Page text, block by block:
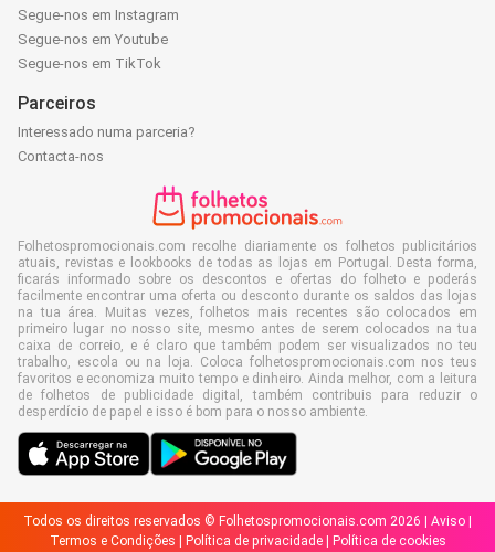
Segue-nos em Instagram
Segue-nos em Youtube
Segue-nos em TikTok
Parceiros
Interessado numa parceria?
Contacta-nos
Folhetospromocionais.com recolhe diariamente os folhetos publicitários
atuais, revistas e lookbooks de todas as lojas em Portugal. Desta forma,
ficarás informado sobre os descontos e ofertas do folheto e poderás
facilmente encontrar uma oferta ou desconto durante os saldos das lojas
na tua área. Muitas vezes, folhetos mais recentes são colocados em
primeiro lugar no nosso site, mesmo antes de serem colocados na tua
caixa de correio, e é claro que também podem ser visualizados no teu
trabalho, escola ou na loja. Coloca folhetospromocionais.com nos teus
favoritos e economiza muito tempo e dinheiro. Ainda melhor, com a leitura
de folhetos de publicidade digital, também contribuis para reduzir o
desperdício de papel e isso é bom para o nosso ambiente.
Todos os direitos reservados © Folhetospromocionais.com 2026 | Aviso
Termos e Condições
Política de privacidade| Política de cookies